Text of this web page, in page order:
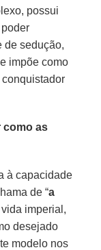
possui
de sedução,
impõe como
como as
à capacidade
de “a
vida imperial,
desejado
modelo nos